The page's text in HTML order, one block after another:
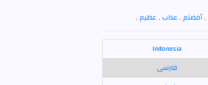
,أفضتم,عذاب,عظيم,
Indonesia
فارسی